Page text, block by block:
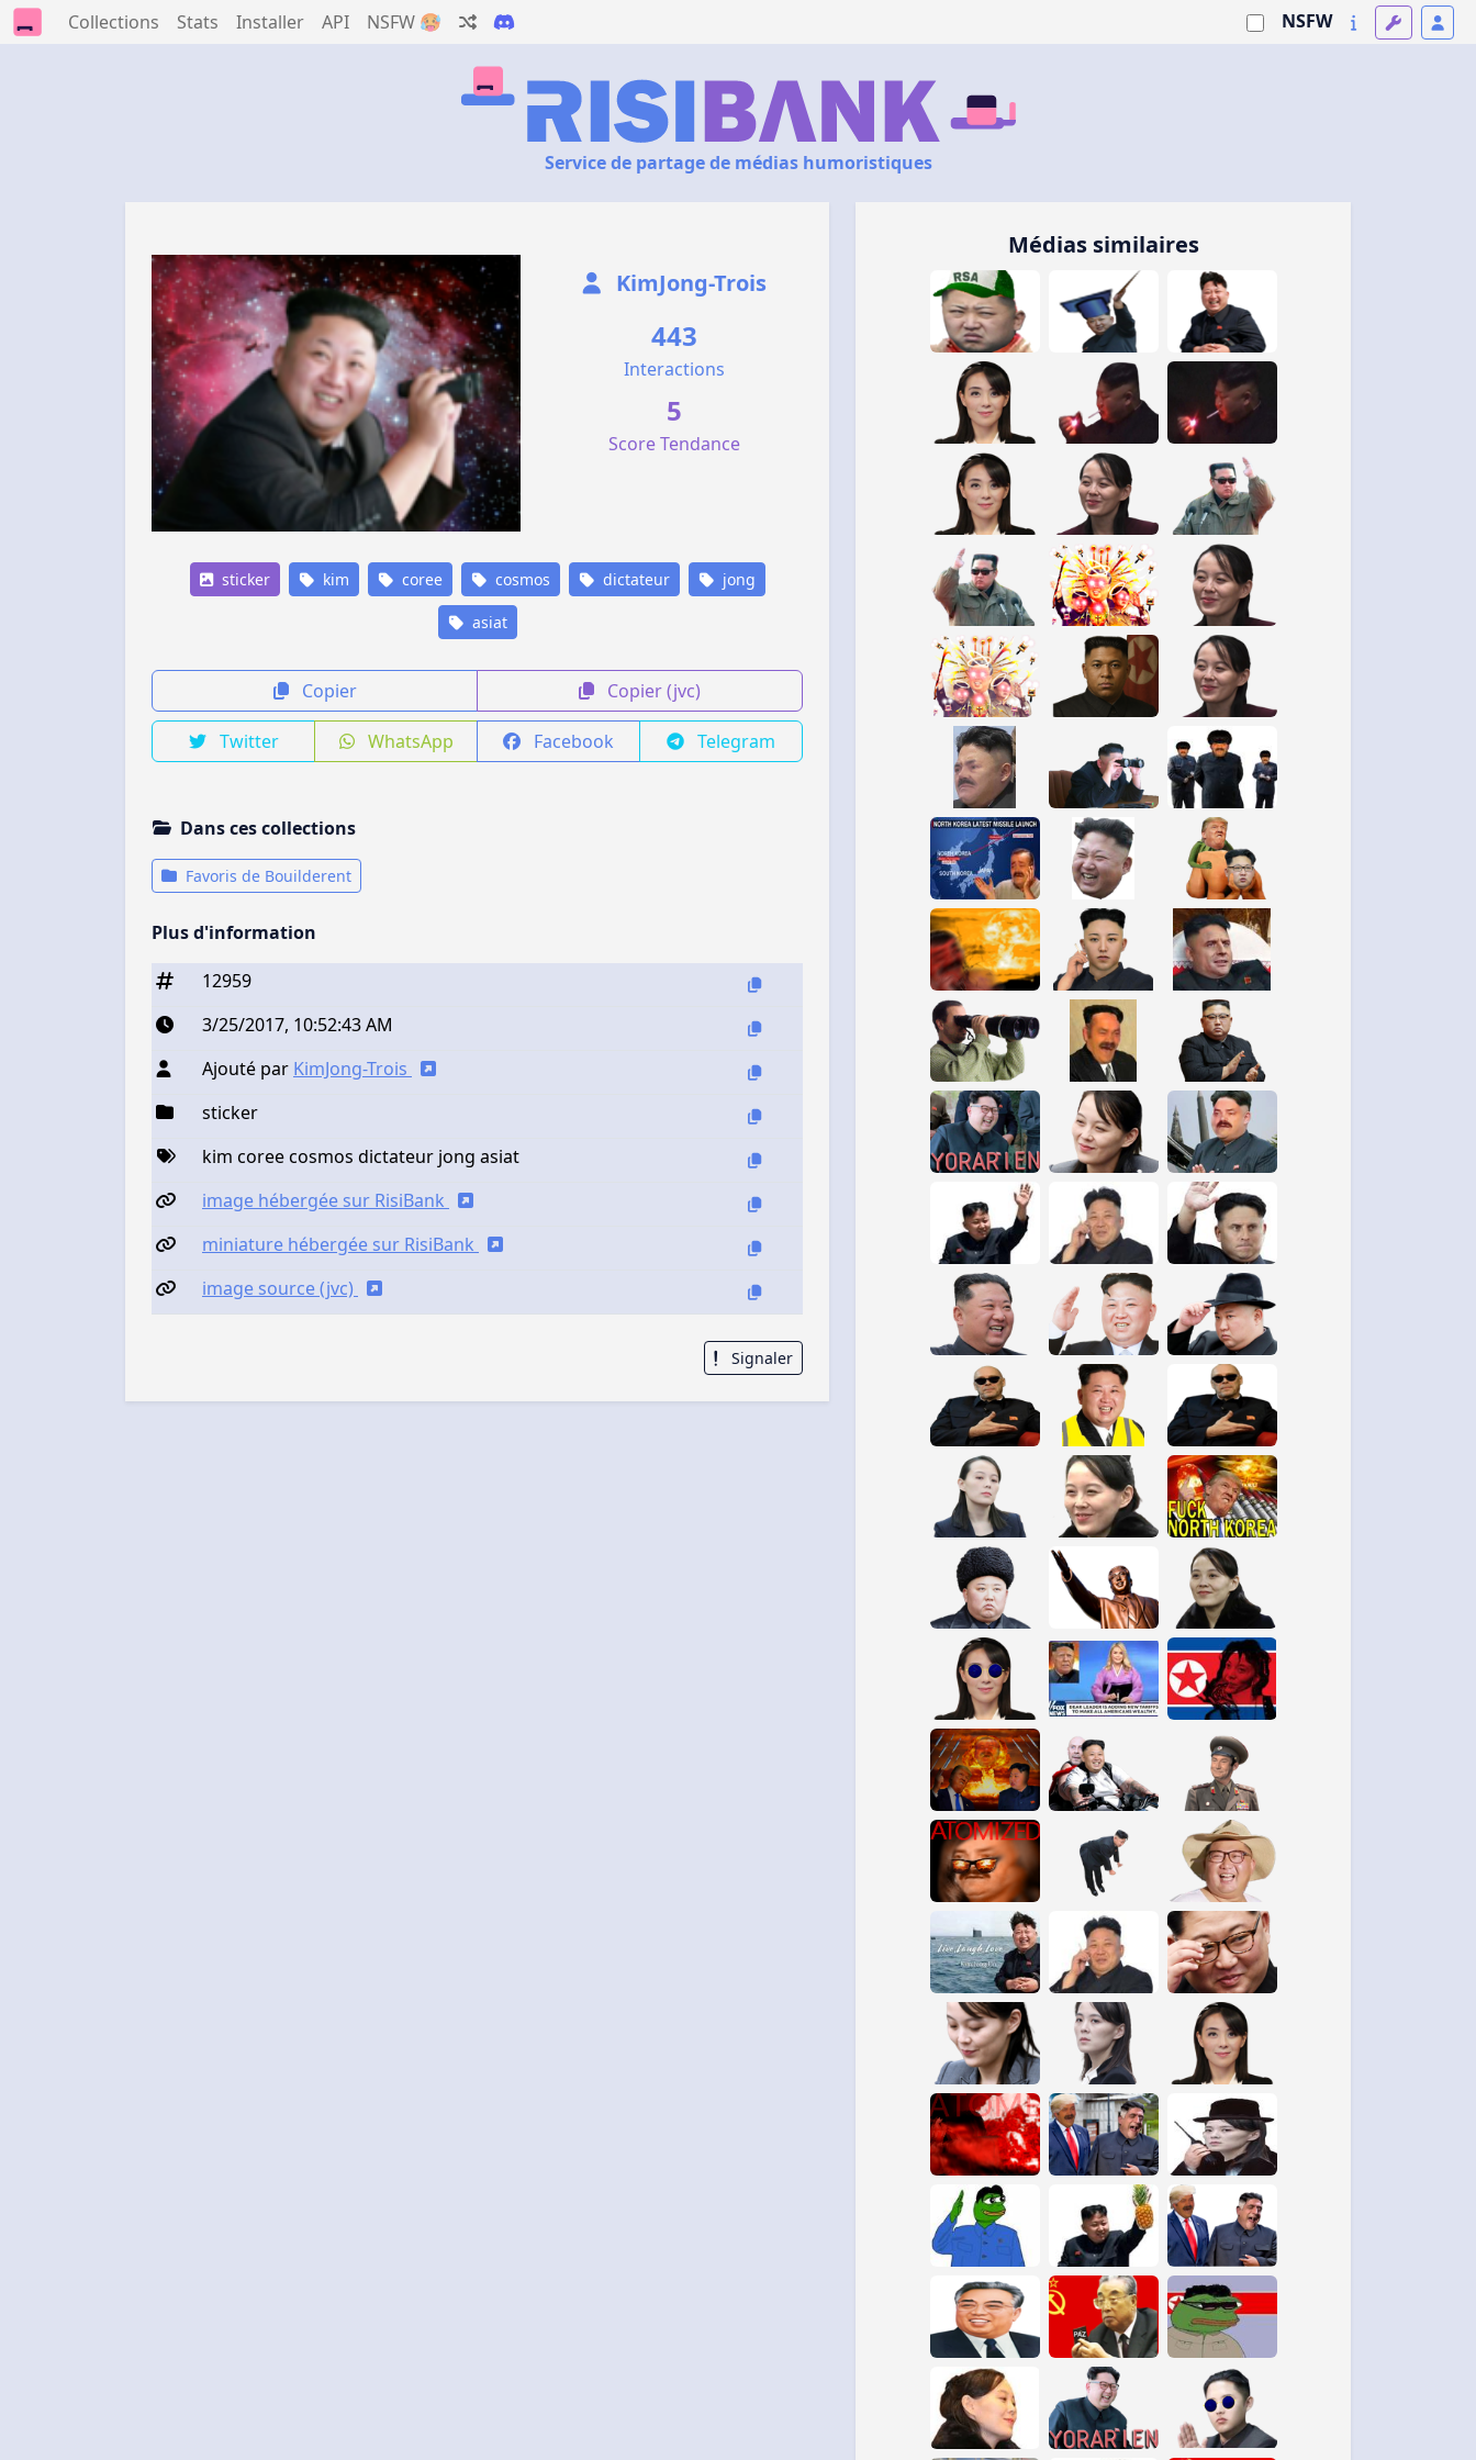
Collections Stats Installer API NSFW 🥵 NSFW
Service de partage de médias humoristiques
KimJong-Trois
443
Interactions
5
Score Tendance
sticker kim coree cosmos dictateur jong
asiat
Copier Copier (jvc)
Twitter WhatsApp Facebook Telegram
Dans ces collections
Favoris de Bouilderent
Plus d'information
12959
3/25/2017, 10:52:43 AM
Ajouté par KimJong-Trois
sticker
kim coree cosmos dictateur jong asiat
image hébergée sur RisiBank
miniature hébergée sur RisiBank
image source (jvc)
Signaler
Médias similaires